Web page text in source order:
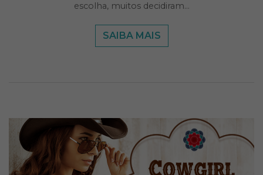
escolha, muitos decidiram…
SAIBA MAIS